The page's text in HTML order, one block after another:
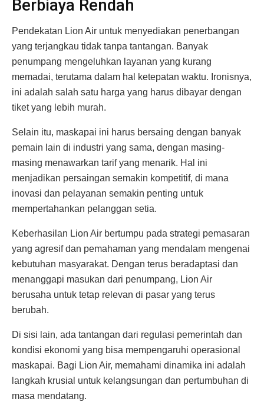
Berbiaya Rendah
Pendekatan Lion Air untuk menyediakan penerbangan
yang terjangkau tidak tanpa tantangan. Banyak
penumpang mengeluhkan layanan yang kurang
memadai, terutama dalam hal ketepatan waktu. Ironisnya,
ini adalah salah satu harga yang harus dibayar dengan
tiket yang lebih murah.
Selain itu, maskapai ini harus bersaing dengan banyak
pemain lain di industri yang sama, dengan masing-
masing menawarkan tarif yang menarik. Hal ini
menjadikan persaingan semakin kompetitif, di mana
inovasi dan pelayanan semakin penting untuk
mempertahankan pelanggan setia.
Keberhasilan Lion Air bertumpu pada strategi pemasaran
yang agresif dan pemahaman yang mendalam mengenai
kebutuhan masyarakat. Dengan terus beradaptasi dan
menanggapi masukan dari penumpang, Lion Air
berusaha untuk tetap relevan di pasar yang terus
berubah.
Di sisi lain, ada tantangan dari regulasi pemerintah dan
kondisi ekonomi yang bisa mempengaruhi operasional
maskapai. Bagi Lion Air, memahami dinamika ini adalah
langkah krusial untuk kelangsungan dan pertumbuhan di
masa mendatang.